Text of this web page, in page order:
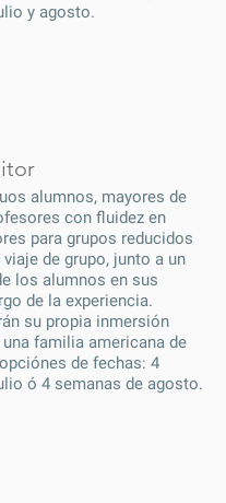
y agosto.
alumnos, mayores de
con fluidez en
para grupos reducidos
de grupo, junto a un
los alumnos en sus
de la experiencia.
su propia inmersión
familia americana de
de fechas: 4
ó 4 semanas de agosto.